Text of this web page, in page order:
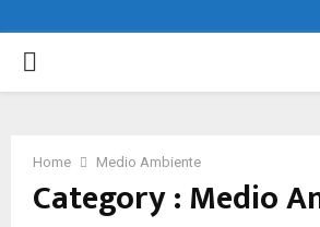
PRIMARY
Home Medio Ambiente
Category : Medio